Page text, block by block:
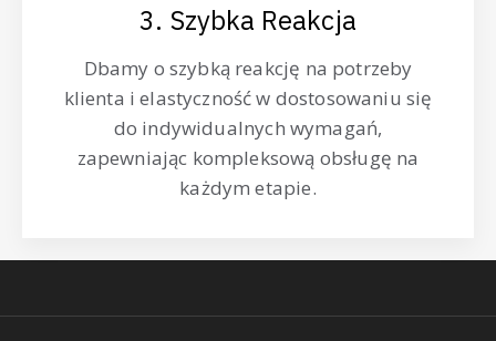
3. Szybka Reakcja
Dbamy o szybką reakcję na potrzeby
klienta i elastyczność w dostosowaniu się
do indywidualnych wymagań,
zapewniając kompleksową obsługę na
każdym etapie.